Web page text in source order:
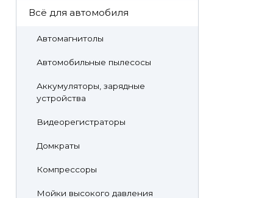
Всё для автомобиля
Автомагнитолы
Автомобильные пылесосы
Аккумуляторы, зарядные
устройства
Видеорегистраторы
Домкраты
Компрессоры
Мойки высокого давления